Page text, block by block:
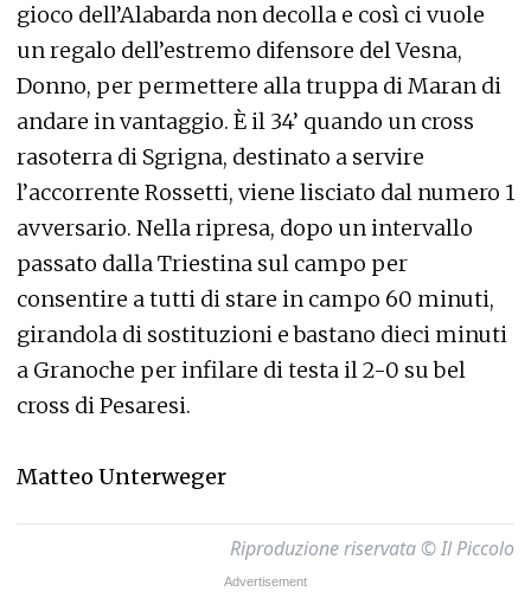
gioco dell’Alabarda non decolla e così ci vuole
un regalo dell’estremo difensore del Vesna,
Donno, per permettere alla truppa di Maran di
andare in vantaggio. È il 34’ quando un cross
rasoterra di Sgrigna, destinato a servire
l’accorrente Rossetti, viene lisciato dal numero 1
avversario. Nella ripresa, dopo un intervallo
passato dalla Triestina sul campo per
consentire a tutti di stare in campo 60 minuti,
girandola di sostituzioni e bastano dieci minuti
a Granoche per infilare di testa il 2-0 su bel
cross di Pesaresi.
Matteo Unterweger
Riproduzione riservata © Il Piccolo